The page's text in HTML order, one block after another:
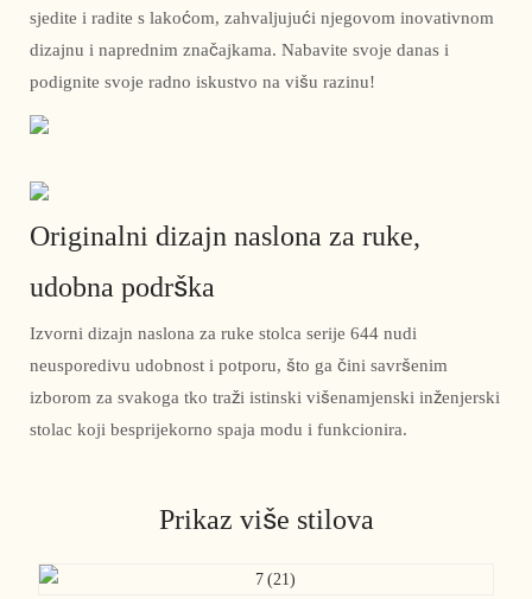
sjedite i radite s lakoćom, zahvaljujući njegovom inovativnom
dizajnu i naprednim značajkama. Nabavite svoje danas i
podignite svoje radno iskustvo na višu razinu!
Originalni dizajn naslona za ruke,
udobna podrška
Izvorni dizajn naslona za ruke stolca serije 644 nudi
neusporedivu udobnost i potporu, što ga čini savršenim
izborom za svakoga tko traži istinski višenamjenski inženjerski
stolac koji besprijekorno spaja modu i funkcionira.
Prikaz više stilova